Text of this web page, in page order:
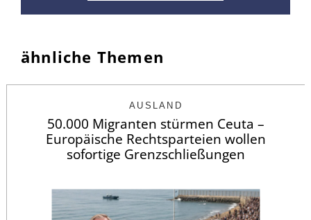
ähnliche Themen
AUSLAND
50.000 Migranten stürmen Ceuta –
Europäische Rechtsparteien wollen
sofortige Grenzschließungen